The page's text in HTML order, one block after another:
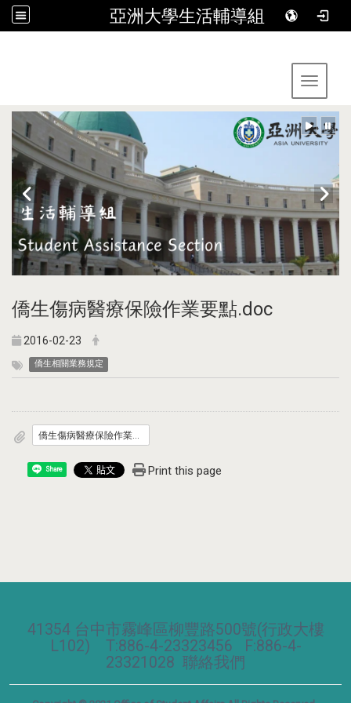
亞洲大學生活輔導組
Toggle
僑生傷病醫療保險作業要點.doc
2016-02-23
僑生相關業務規定
Share Print this page
41354 台中市霧峰區柳豐路500號(行政大樓
L102) T:886-4-23323456 F:886-4-
23321028 聯絡我們